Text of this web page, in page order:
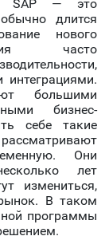
с SAP — это
длится
нового
часто
большими
бизнес-
себе такие
Они
лет
измениться,
В таком
программы